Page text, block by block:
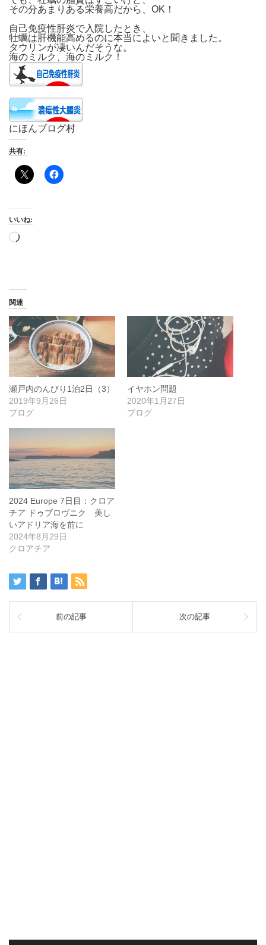
その分あまりある栄養高だから、OK！
自己免疫性肝炎で入院したとき、
牡蠣は肝機能高めるのに本当によいと聞きました。
タウリンが凄いんだそうな。
海のミルク、海のミルク！
にほんブログ村
共有:
いいね:
読
関連
瀬戸内のんびり1泊2日（3）
2019年9月26日
ブログ
イヤホン問題
2020年1月27日
ブログ
2024 Europe 7日目：クロア
チア ドゥブロヴニク 美し
いアドリア海を前に
2024年8月29日
クロアチア
前の記事 次の記事